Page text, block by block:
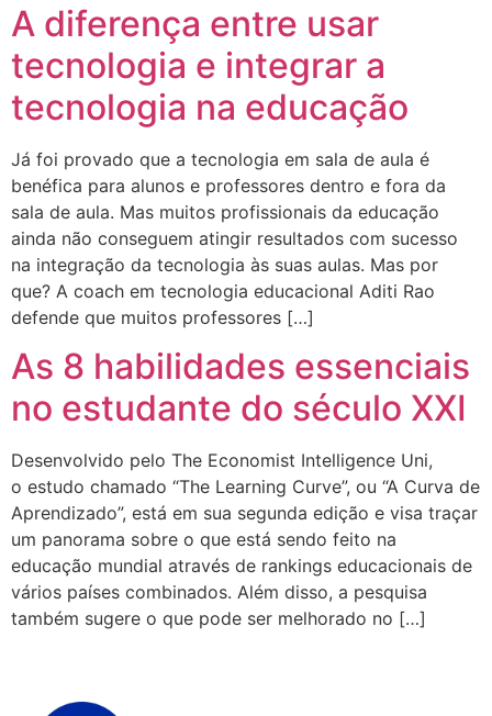
A diferença entre usar
tecnologia e integrar a
tecnologia na educação
Já foi provado que a tecnologia em sala de aula é
benéfica para alunos e professores dentro e fora da
sala de aula. Mas muitos profissionais da educação
ainda não conseguem atingir resultados com sucesso
na integração da tecnologia às suas aulas. Mas por
que? A coach em tecnologia educacional Aditi Rao
defende que muitos professores […]
As 8 habilidades essenciais
no estudante do século XXI
Desenvolvido pelo The Economist Intelligence Uni,
o estudo chamado “The Learning Curve”, ou “A Curva de
Aprendizado”, está em sua segunda edição e visa traçar
um panorama sobre o que está sendo feito na
educação mundial através de rankings educacionais de
vários países combinados. Além disso, a pesquisa
também sugere o que pode ser melhorado no […]